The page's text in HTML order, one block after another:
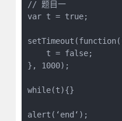
// 题目一
var t = true;
    t = false;
}, 1000);
while(t){}
alert(‘end‘);